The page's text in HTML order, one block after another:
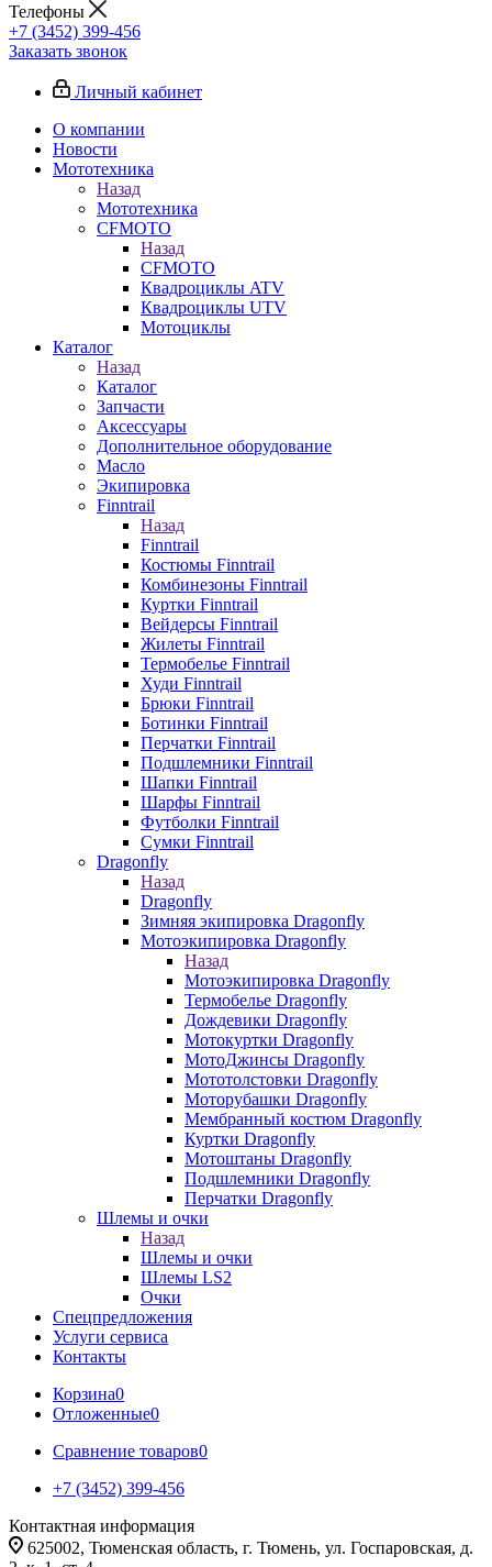
Телефоны
+7 (3452) 399-456
Заказать звонок
Личный кабинет
О компании
Новости
Мототехника
Назад
Мототехника
CFMOTO
Назад
CFMOTO
Квадроциклы ATV
Квадроциклы UTV
Мотоциклы
Каталог
Назад
Каталог
Запчасти
Аксессуары
Дополнительное оборудование
Масло
Экипировка
Finntrail
Назад
Finntrail
Костюмы Finntrail
Комбинезоны Finntrail
Куртки Finntrail
Вейдерсы Finntrail
Жилеты Finntrail
Термобелье Finntrail
Худи Finntrail
Брюки Finntrail
Ботинки Finntrail
Перчатки Finntrail
Подшлемники Finntrail
Шапки Finntrail
Шарфы Finntrail
Футболки Finntrail
Сумки Finntrail
Dragonfly
Назад
Dragonfly
Зимняя экипировка Dragonfly
Мотоэкипировка Dragonfly
Назад
Мотоэкипировка Dragonfly
Термобелье Dragonfly
Дождевики Dragonfly
Мотокуртки Dragonfly
МотоДжинсы Dragonfly
Мототолстовки Dragonfly
Моторубашки Dragonfly
Мембранный костюм Dragonfly
Куртки Dragonfly
Мотоштаны Dragonfly
Подшлемники Dragonfly
Перчатки Dragonfly
Шлемы и очки
Назад
Шлемы и очки
Шлемы LS2
Очки
Спецпредложения
Услуги сервиса
Контакты
Корзина0
Отложенные0
Сравнение товаров0
+7 (3452) 399-456
Контактная информация
625002, Тюменская область, г. Тюмень, ул. Госпаровская, д.